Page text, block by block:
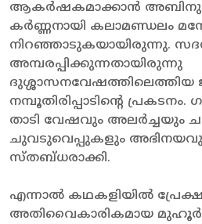
ആകർഷകമാക്കാൻ അബിനു
കർണ്ണനായി കലാമണ്ഡലം
നിറഞ്ഞാടുകയായിരുന്നു.
അമ്പരപ്പിക്കുന്നതായിരുന്നു
നമ്പൂതിരിപ്പാടിന്റെ
താടി വേഷവും അലർച്ചയും
ചുവടുവെപ്പുകളും
സ്തബ്ധരാക്കി.
എന്നാൽ കഥകളിയിൽ
അതിവൈകാരികമായ